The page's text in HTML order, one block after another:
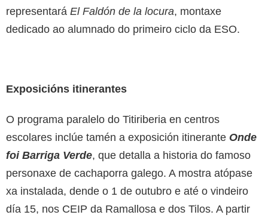
representará El Faldón de la locura, montaxe
dedicado ao alumnado do primeiro ciclo da ESO.
Exposicións itinerantes
O programa paralelo do Titiriberia en centros
escolares inclúe tamén a exposición itinerante Onde
foi Barriga Verde, que detalla a historia do famoso
personaxe de cachaporra galego. A mostra atópase
xa instalada, dende o 1 de outubro e até o vindeiro
día 15, nos CEIP da Ramallosa e dos Tilos. A partir